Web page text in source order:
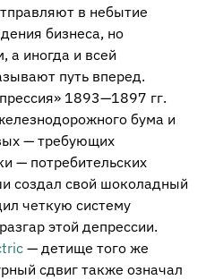
в небытие
бизнеса, но
а иногда и всей
путь вперед.
1893—1897 гг.
бума и
— требующих
— потребительских
создал свой шоколадный
четкую систему
этой депрессии.
— детище того же
сдвиг также означал